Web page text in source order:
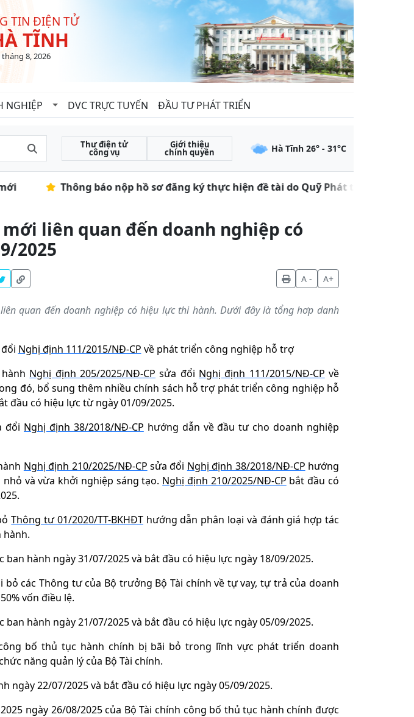
TIN ĐIỆN TỬ
TĨNH
8, 2026
NGHIỆP DVC TRỰC TUYẾN ĐẦU TƯ PHÁT TRIỂN
Thư điện tử
công vụ
Giới thiệu
chính quyền Hà Tĩnh 26° - 31°C
Thông báo nộp hồ sơ đăng ký thực hiện đề tài do Quỹ Phát triển khoa
liên quan đến doanh nghiệp có
2025
A - A+
quan đến doanh nghiệp có hiệu lực thi hành. Dưới đây là tổng hơp danh
Nghị định 111/2015/NĐ-CP về phát triển công nghiệp hỗ trợ
Nghị định 205/2025/NĐ-CP sửa đổi Nghị định 111/2015/NĐ-CP về
đó, bổ sung thêm nhiều chính sách hỗ trợ phát triển công nghiệp hỗ
đầu có hiệu lực từ ngày 01/09/2025.
đổi Nghị định 38/2018/NĐ-CP hướng dẫn về đầu tư cho doanh nghiệp
Nghị định 210/2025/NĐ-CP sửa đổi Nghị định 38/2018/NĐ-CP hướng
và vừa khởi nghiệp sáng tạo. Nghị định 210/2025/NĐ-CP bắt đầu có
Thông tư 01/2020/TT-BKHĐThướng dẫn phân loại và đánh giá hợp tác
hành.
ban hành ngày 31/07/2025 và bắt đầu có hiệu lực ngày 18/09/2025.
bỏ các Thông tư của Bộ trưởng Bộ Tài chính về tự vay, tự trả của doanh
vốn điều lệ.
ban hành ngày 21/07/2025 và bắt đầu có hiệu lực ngày 05/09/2025.
bố thủ tục hành chính bị bãi bỏ trong lĩnh vực phát triển doanh
năng quản lý của Bộ Tài chính.
ngày 22/07/2025 và bắt đầu có hiệu lực ngày 05/09/2025.
ngày 26/08/2025 của Bộ Tài chính công bố thủ tục hành chính được